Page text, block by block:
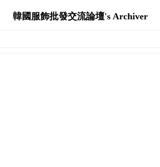
韓國服飾批發交流論壇's Archiver